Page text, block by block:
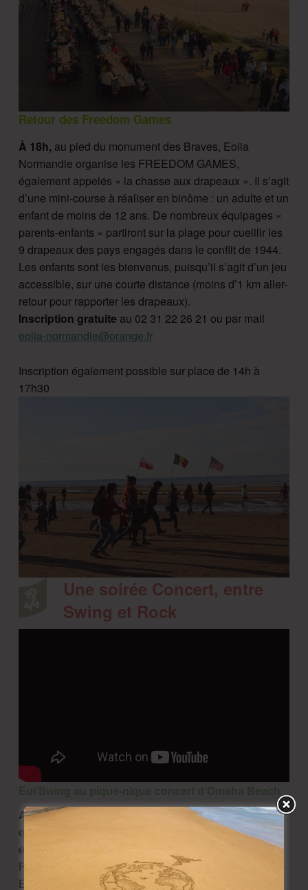
Retour des Freedom Games
À 18h, au pied du monument des Braves, Eolia
Normandie organise les FREEDOM GAMES,
également appelés « la chasse aux drapeaux ». Il s’agit
d’une mini-course à réaliser en binôme : un adulte et un
enfant de moins de 12 ans. De nombreux équipages «
parents-enfants » partiront sur la plage pour cueillir les
9 drapeaux des pays engagés dans le conflit de 1944.
Les enfants sont les bienvenus, puisqu’il s’agit d’un jeu
accessible, sur une courte distance (moins d’1 km aller-
retour pour rapporter les drapeaux).
Inscription gratuite au 02 31 22 26 21 ou par mail
eolia-normandie@orange.fr
Inscription également possible sur place de 14h à
17h30
Une soirée Concert, entre
Swing et Rock
A 19h30, Eul’Swing est un groupe normand au swing
ensoleillé, composé de cinq musiciens et musiciennes
et d’une chanteuse survoltée. De Billie Holiday à Ella
Fitzgerald, en passant par Fats Waller et Duke
Ellington, le groupe revisite les grands standards du